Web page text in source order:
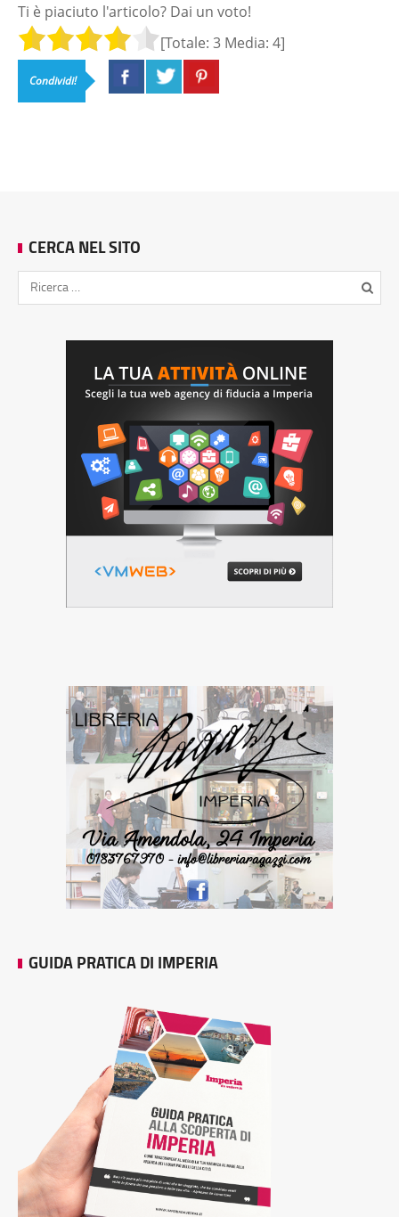
Ti è piaciuto l'articolo? Dai un voto!
[Totale: 3 Media: 4]
Condividi!
CERCA NEL SITO
GUIDA PRATICA DI IMPERIA